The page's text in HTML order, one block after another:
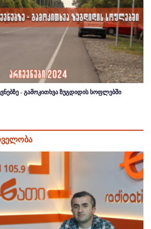
- გამოკითხვა ზუგდიდის სოფლებში